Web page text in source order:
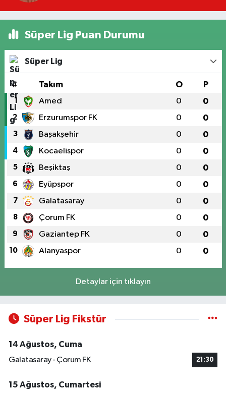
Süper Lig Puan Durumu
Süper Lig
# Takım O P
1 Amed 0 0
2 Erzurumspor FK 0 0
3 Başakşehir 0 0
4 Kocaelispor 0 0
5 Beşiktaş 0 0
6 Eyüpspor 0 0
7 Galatasaray 0 0
8 Çorum FK 0 0
9 Gaziantep FK 0 0
10 Alanyaspor 0 0
Detaylar için tıklayın
Süper Lig Fikstür
14 Ağustos, Cuma
Galatasaray - Çorum FK
21:30
15 Ağustos, Cumartesi